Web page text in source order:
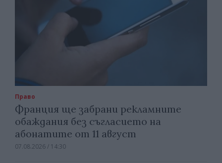
Право
Франция ще забрани рекламните
обаждания без съгласието на
абонатите от 11 август
07.08.2026 / 14:30